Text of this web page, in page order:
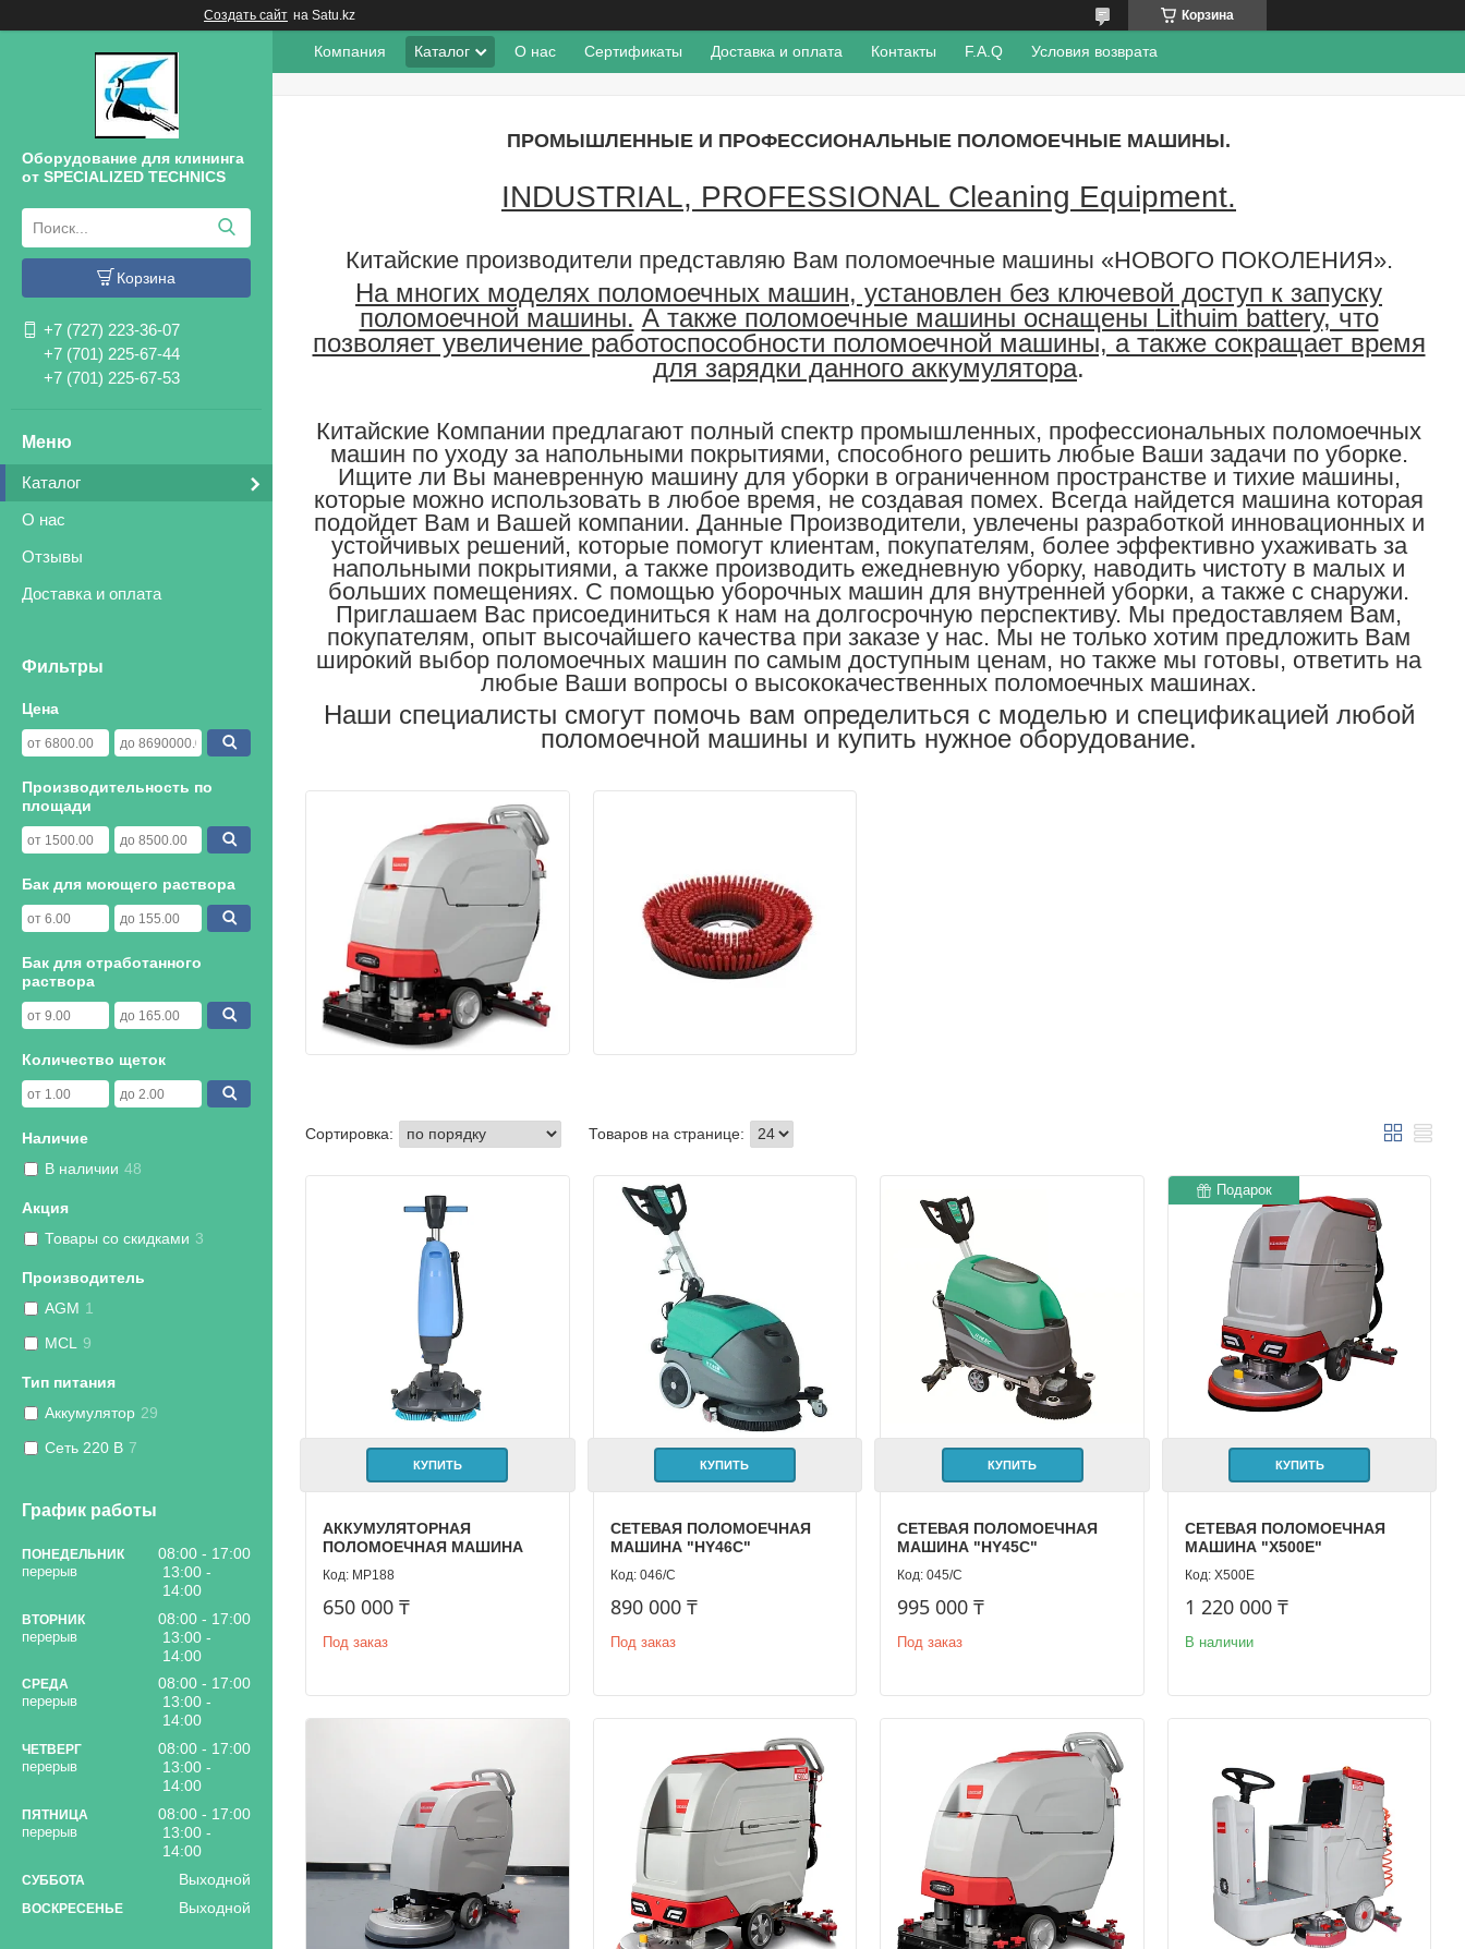
Создать сайт на Satu.kz Корзина
Оборудование для клининга
от SPECIALIZED TECHNICS
Корзина
+7 (727) 223-36-07
+7 (701) 225-67-44
+7 (701) 225-67-53
Каталог
О нас
Отзывы
Доставка и оплата
Фильтры
Цена
Производительность по
площади
Бак для моющего раствора
Бак для отработанного
раствора
Количество щеток
Наличие
В наличии 48
Акция
Товары со скидками 3
Производитель
AGM 1
MCL 9
Тип питания
Аккумулятор 29
Сеть 220 В 7
График работы
ПОНЕДЕЛЬНИК 08:00
17:00
13:00
14:00
ВТОРНИК 08:00
17:00
13:00
14:00
СРЕДА 08:00
17:00
13:00
14:00
ЧЕТВЕРГ 08:00
17:00
13:00
14:00
ПЯТНИЦА 08:00
17:00
13:00
14:00
СУББОТА Выходной
ВОСКРЕСЕНЬЕ Выходной
Компания Каталог О нас Сертификаты Доставка и оплата Контакты F.A.Q Условия возврата
ПРОМЫШЛЕННЫЕ И ПРОФЕССИОНАЛЬНЫЕ ПОЛОМОЕЧНЫЕ МАШИНЫ.
INDUSTRIAL, PROFESSIONAL Cleaning Equipment.
Китайские производители представляю Вам поломоечные машины «НОВОГО ПОКОЛЕНИЯ».
На многих моделях поломоечных машин, установлен без ключевой доступ к запуску
поломоечной машины. А также поломоечные машины оснащены Lithuim battery, что
позволяет увеличение работоспособности поломоечной машины, а также сокращает время
для зарядки данного аккумулятора.
Китайские Компании предлагают полный спектр промышленных, профессиональных поломоечных
машин по уходу за напольными покрытиями, способного решить любые Ваши задачи по уборке.
Ищите ли Вы маневренную машину для уборки в ограниченном пространстве и тихие машины,
которые можно использовать в любое время, не создавая помех. Всегда найдется машина которая
подойдет Вам и Вашей компании. Данные Производители, увлечены разработкой инновационных и
устойчивых решений, которые помогут клиентам, покупателям, более эффективно ухаживать за
напольными покрытиями, а также производить ежедневную уборку, наводить чистоту в малых и
больших помещениях. С помощью уборочных машин для внутренней уборки, а также с снаружи.
Приглашаем Вас присоединиться к нам на долгосрочную перспективу. Мы предоставляем Вам,
покупателям, опыт высочайшего качества при заказе у нас. Мы не только хотим предложить Вам
широкий выбор поломоечных машин по самым доступным ценам, но также мы готовы, ответить на
любые Ваши вопросы о высококачественных поломоечных машинах.
Наши специалисты смогут помочь вам определиться с моделью и спецификацией любой
поломоечной машины и купить нужное оборудование.
КУПИТЬ
АККУМУЛЯТОРНАЯ
ПОЛОМОЕЧНАЯ МАШИНА
MP188
650 000 ₸
Под заказ
КУПИТЬ
СЕТЕВАЯ ПОЛОМОЕЧНАЯ
МАШИНА "HY46C"
046/С
890 000 ₸
Под заказ
КУПИТЬ
СЕТЕВАЯ ПОЛОМОЕЧНАЯ
МАШИНА "HY45C"
045/С
995 000 ₸
Под заказ
Подарок
КУПИТЬ
СЕТЕВАЯ ПОЛОМОЕЧНАЯ
МАШИНА "Х500Е"
Х500Е
1 220 000 ₸
В наличии